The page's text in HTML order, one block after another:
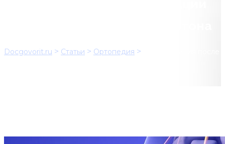
Docgovorit.ru > Статьи > Ортопедия >